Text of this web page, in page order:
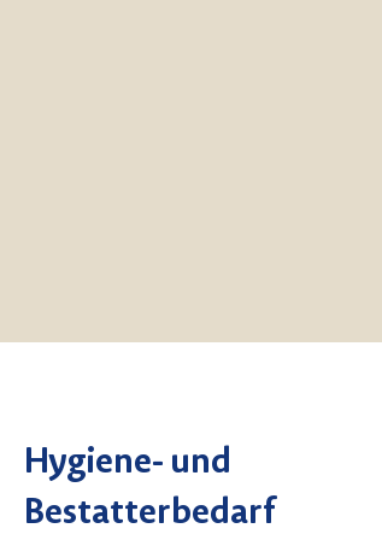
Hygiene- und
Bestatterbedarf